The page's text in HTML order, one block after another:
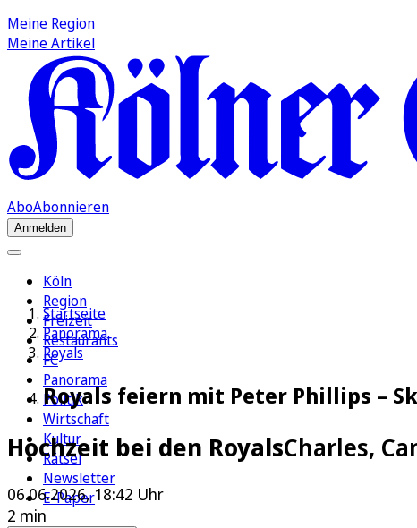
Meine Region
Meine Artikel
AboAbonnieren
Anmelden
Köln
Region
Freizeit
Restaurants
FC
Panorama
Politik
Wirtschaft
Kultur
Rätsel
Newsletter
E-Paper
Startseite
Panorama
Royals
Royals feiern mit Peter Phillips –
Hochzeit bei den RoyalsCharles,
06.06.2026, 18:42 Uhr
2 min